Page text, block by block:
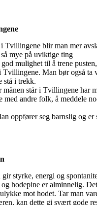
Tvillingene blir man mer
mye på uviktige ting
mulighet til å trene
Tvillingene. Man bør også ta
stå i trekk.
står i Tvillingene har
med andre folk, å meddele
oppfører seg barnslig og er
styrke, energi og
hodepine er alminnelig.
mot hodet. Tar man
kan dette gi svært gode